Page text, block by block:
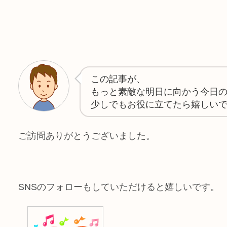
この記事が、
もっと素敵な明日に向かう今日
少しでもお役に立てたら嬉しいで
ご訪問ありがとうございました。
SNSのフォローもしていただけると嬉しいです。